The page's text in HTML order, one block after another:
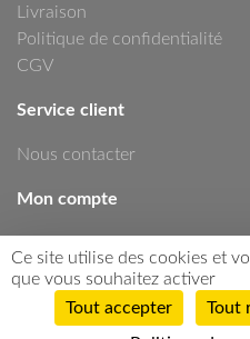
Livraison
Politique de confidentialité
CGV
Service client
Nous contacter
Mon compte
Historique de commandes
Ce site utilise des cookies et
que vous souhaitez activer
Tout accepter
Tout